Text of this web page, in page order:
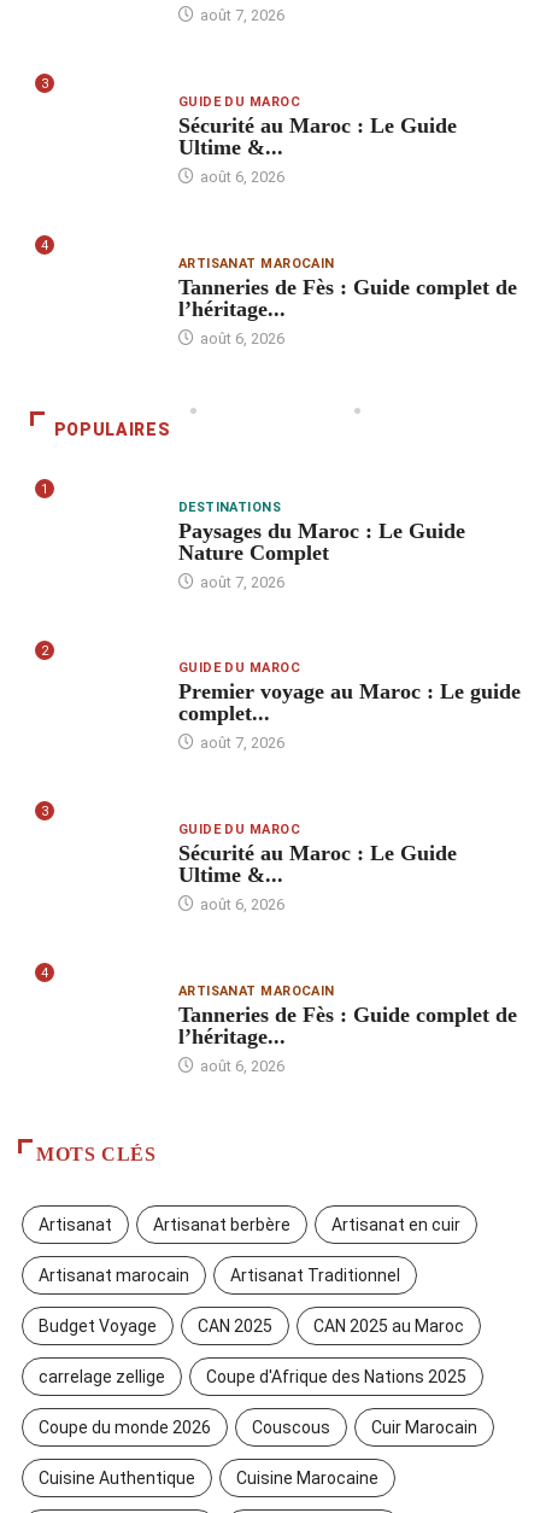
août 7, 2026
3
GUIDE DU MAROC
Sécurité au Maroc : Le Guide
Ultime &...
août 6, 2026
4
ARTISANAT MAROCAIN
Tanneries de Fès : Guide complet de
l’héritage...
août 6, 2026
POPULAIRES
1
DESTINATIONS
Paysages du Maroc : Le Guide
Nature Complet
août 7, 2026
2
GUIDE DU MAROC
Premier voyage au Maroc : Le guide
complet...
août 7, 2026
3
GUIDE DU MAROC
Sécurité au Maroc : Le Guide
Ultime &...
août 6, 2026
4
ARTISANAT MAROCAIN
Tanneries de Fès : Guide complet de
l’héritage...
août 6, 2026
MOTS CLÉS
Artisanat Artisanat berbère Artisanat en cuir
Artisanat marocain Artisanat Traditionnel
Budget Voyage CAN 2025 CAN 2025 au Maroc
carrelage zellige Coupe d'Afrique des Nations 2025
Coupe du monde 2026 Couscous Cuir Marocain
Cuisine Authentique Cuisine Marocaine